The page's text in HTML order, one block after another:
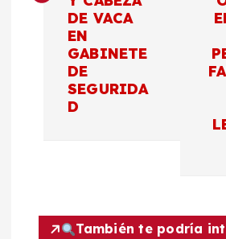
n
DE VACA
EN
GABINETE
DE
SEGURIDA
D
También te podría